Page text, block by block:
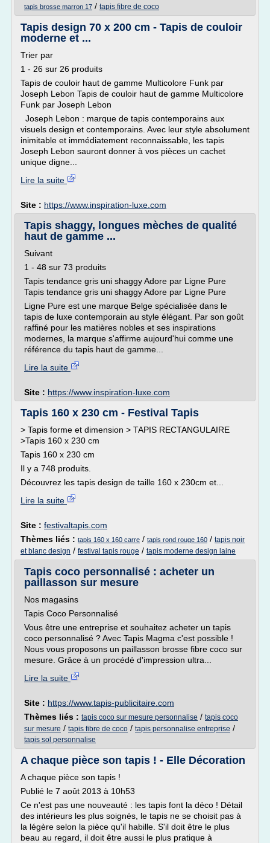
tapis brosse marron 17 / tapis fibre de coco
Tapis design 70 x 200 cm - Tapis de couloir
moderne et ...
Trier par
1 - 26 sur 26 produits
Tapis de couloir haut de gamme Multicolore Funk par
Joseph Lebon Tapis de couloir haut de gamme Multicolore
Funk par Joseph Lebon
Joseph Lebon : marque de tapis contemporains aux
visuels design et contemporains. Avec leur style absolument
inimitable et immédiatement reconnaissable, les tapis
Joseph Lebon sauront donner à vos pièces un cachet
unique digne...
Lire la suite
Site : https://www.inspiration-luxe.com
Tapis shaggy, longues mèches de qualité
haut de gamme ...
Suivant
1 - 48 sur 73 produits
Tapis tendance gris uni shaggy Adore par Ligne Pure
Tapis tendance gris uni shaggy Adore par Ligne Pure
Ligne Pure est une marque Belge spécialisée dans le
tapis de luxe contemporain au style élégant. Par son goût
raffiné pour les matières nobles et ses inspirations
modernes, la marque s'affirme aujourd'hui comme une
référence du tapis haut de gamme...
Lire la suite
Site : https://www.inspiration-luxe.com
Tapis 160 x 230 cm - Festival Tapis
> Tapis forme et dimension > TAPIS RECTANGULAIRE
>Tapis 160 x 230 cm
Tapis 160 x 230 cm
Il y a 748 produits.
Découvrez les tapis design de taille 160 x 230cm et...
Lire la suite
Site : festivaltapis.com
Thèmes liés : tapis 160 x 160 carre / tapis rond rouge 160 / tapis noir
et blanc design / festival tapis rouge / tapis moderne design laine
Tapis coco personnalisé : acheter un
paillasson sur mesure
Nos magasins
Tapis Coco Personnalisé
Vous être une entreprise et souhaitez acheter un tapis
coco personnalisé ? Avec Tapis Magma c'est possible !
Nous vous proposons un paillasson brosse fibre coco sur
mesure. Grâce à un procédé d'impression ultra...
Lire la suite
Site : https://www.tapis-publicitaire.com
Thèmes liés : tapis coco sur mesure personnalise / tapis coco
sur mesure / tapis fibre de coco / tapis personnalise entreprise /
tapis sol personnalise
A chaque pièce son tapis ! - Elle Décoration
A chaque pièce son tapis !
Publié le 7 août 2013 à 10h53
Ce n'est pas une nouveauté : les tapis font la déco ! Détail
des intérieurs les plus soignés, le tapis ne se choisit pas à
la légère selon la pièce qu'il habille. S'il doit être le plus
beau au regard, il doit être aussi le plus pratique à